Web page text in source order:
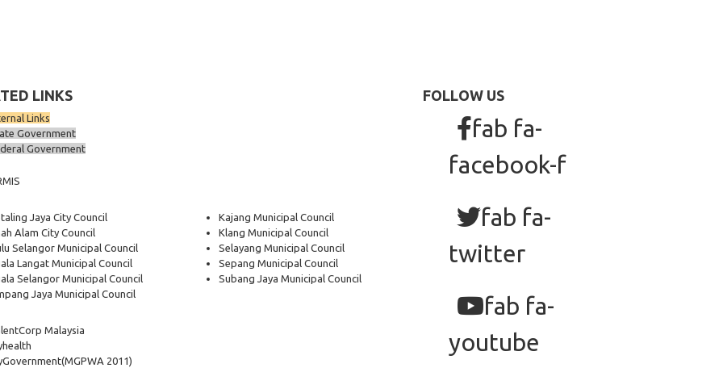
LINKS
Links
Government
Government
Jaya City Council
Alam City Council
Selangor Municipal Council
Langat Municipal Council
Selangor Municipal Council
Jaya Municipal Council
Kajang Municipal Council
Klang Municipal Council
Selayang Municipal Council
Sepang Municipal Council
Subang Jaya Municipal Council
Malaysia
(MGPWA 2011)
FOLLOW US
fab fa-
facebook-f
fab fa-
twitter
fab fa-
youtube